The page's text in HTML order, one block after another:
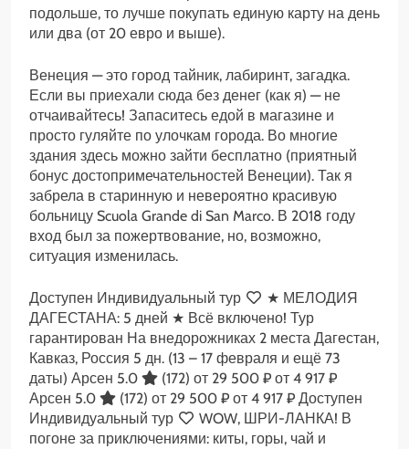
подольше, то лучше покупать единую карту на день
или два (от 20 евро и выше).
Венеция — это город тайник, лабиринт, загадка.
Если вы приехали сюда без денег (как я) — не
отчаивайтесь! Запаситесь едой в магазине и
просто гуляйте по улочкам города. Во многие
здания здесь можно зайти бесплатно (приятный
бонус достопримечательностей Венеции). Так я
забрела в старинную и невероятно красивую
больницу Scuola Grande di San Marco. В 2018 году
вход был за пожертвование, но, возможно,
ситуация изменилась.
Доступен Индивидуальный тур
★ МЕЛОДИЯ
ДАГЕСТАНА: 5 дней ★ Всё включено! Тур
гарантирован На внедорожниках 2 места Дагестан,
Кавказ, Россия 5 дн. (13 – 17 февраля и ещё 73
даты) Арсен 5.0 (172) от 29 500 ₽ от 4 917 ₽
Арсен 5.0
(172) от 29 500 ₽ от 4 917 ₽ Доступен
Индивидуальный тур
WOW, ШРИ-ЛАНКА! В
погоне за приключениями: киты, горы, чай и